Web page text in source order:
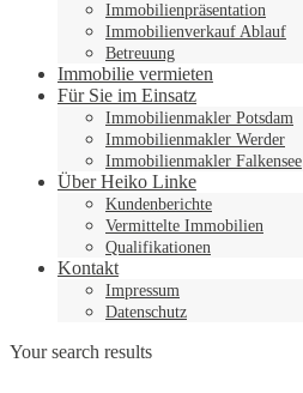
Immobilienpräsentation
Immobilienverkauf Ablauf
Betreuung
Immobilie vermieten
Für Sie im Einsatz
Immobilienmakler Potsdam
Immobilienmakler Werder
Immobilienmakler Falkensee
Über Heiko Linke
Kundenberichte
Vermittelte Immobilien
Qualifikationen
Kontakt
Impressum
Datenschutz
Your search results